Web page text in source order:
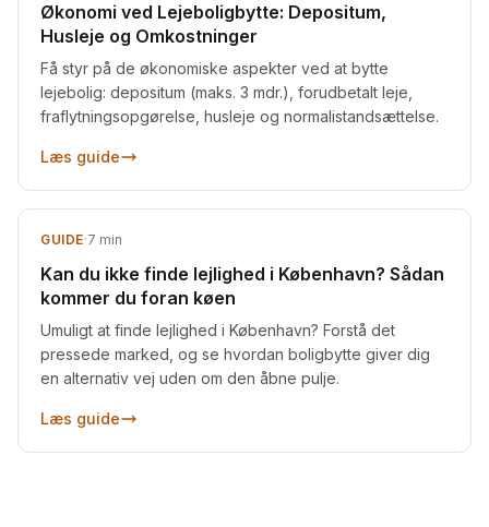
Økonomi ved Lejeboligbytte: Depositum,
Husleje og Omkostninger
Få styr på de økonomiske aspekter ved at bytte
lejebolig: depositum (maks. 3 mdr.), forudbetalt leje,
fraflytningsopgørelse, husleje og normalistandsættelse.
Læs guide
GUIDE·7 min
Kan du ikke finde lejlighed i København? Sådan
kommer du foran køen
Umuligt at finde lejlighed i København? Forstå det
pressede marked, og se hvordan boligbytte giver dig
en alternativ vej uden om den åbne pulje.
Læs guide